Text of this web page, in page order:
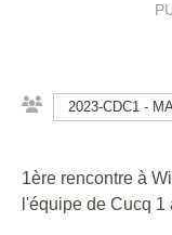
2023-CDC1 -
1ère rencontre à
l'équipe de Cucq